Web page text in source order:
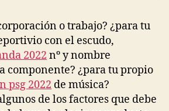
o trabajo? ¿para tu
con el escudo,
2022 nº y nombre
componente? ¿para tu propio
psg 2022 de música?
de los factores que debe